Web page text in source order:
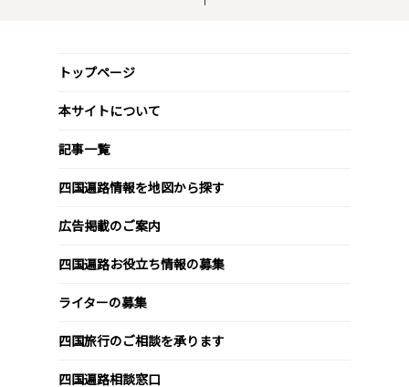
トップページ
本サイトについて
記事一覧
四国遍路情報を地図から探す
広告掲載のご案内
四国遍路お役立ち情報の募集
ライターの募集
四国旅行のご相談を承ります
四国遍路相談窓口